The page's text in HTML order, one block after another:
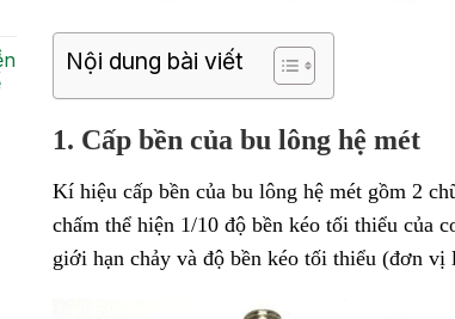
Nội dung bài viết
1. Cấp bền của bu lông hệ mét
Kí hiệu cấp bền của bu lông hệ mét gồm 2
chấm thể hiện 1/10 độ bền kéo tối thiểu của
giới hạn chảy và độ bền kéo tối thiểu (đơn vị